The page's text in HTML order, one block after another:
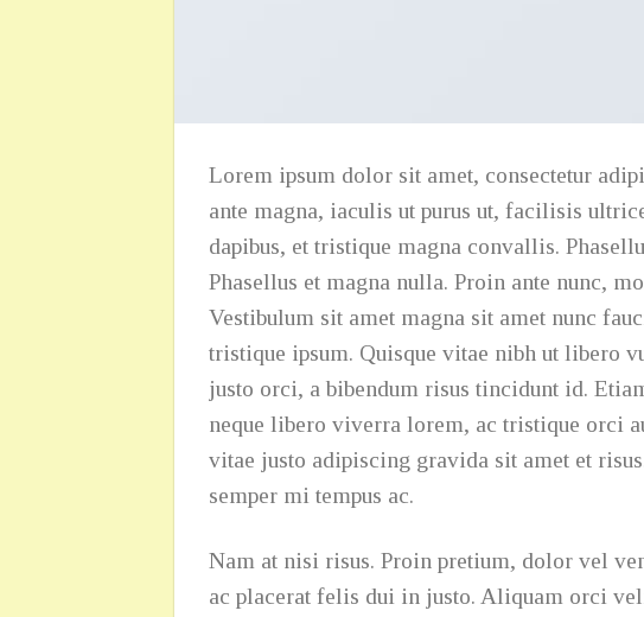
Lorem ipsum dolor sit amet, consectetur
ante magna, iaculis ut purus ut, facilisis
dapibus, et tristique magna convallis.
Phasellus et magna nulla. Proin ante nunc,
Vestibulum sit amet magna sit amet nunc
tristique ipsum. Quisque vitae nibh ut libero
justo orci, a bibendum risus tincidunt id.
neque libero viverra lorem, ac tristique orci
vitae justo adipiscing gravida sit amet et
semper mi tempus ac.
Nam at nisi risus. Proin pretium, dolor vel
ac placerat felis dui in justo. Aliquam orci